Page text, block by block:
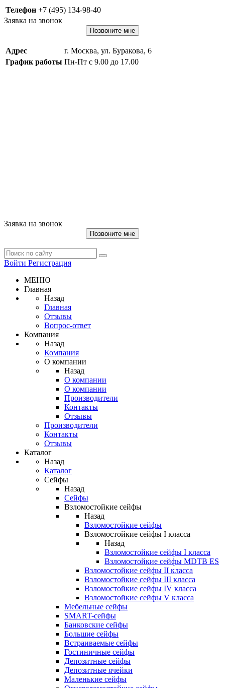
Телефон +7 (495) 134-98-40
Заявка на звонок
Позвоните мне
Адрес
г. Москва, ул. Буракова, 6
График работы Пн-Пт с 9.00 до 17.00
Заявка на звонок
Позвоните мне
Войти Регистрация
МЕНЮ
Главная
Назад
Главная
Отзывы
Вопрос-ответ
Компания
Назад
Компания
О компании
Назад
О компании
О компании
Производители
Контакты
Отзывы
Производители
Контакты
Отзывы
Каталог
Назад
Каталог
Сейфы
Назад
Сейфы
Взломостойкие сейфы
Назад
Взломостойкие сейфы
Взломостойкие сейфы I класса
Назад
Взломостойкие сейфы I класса
Взломостойкие сейфы MDTB ES
Взломостойкие сейфы II класса
Взломостойкие сейфы III класса
Взломостойкие сейфы IV класса
Взломостойкие сейфы V класса
Мебельные сейфы
SMART-сейфы
Банковские сейфы
Большие сейфы
Встраиваемые сейфы
Гостиничные сейфы
Депозитные сейфы
Депозитные ячейки
Маленькие сейфы